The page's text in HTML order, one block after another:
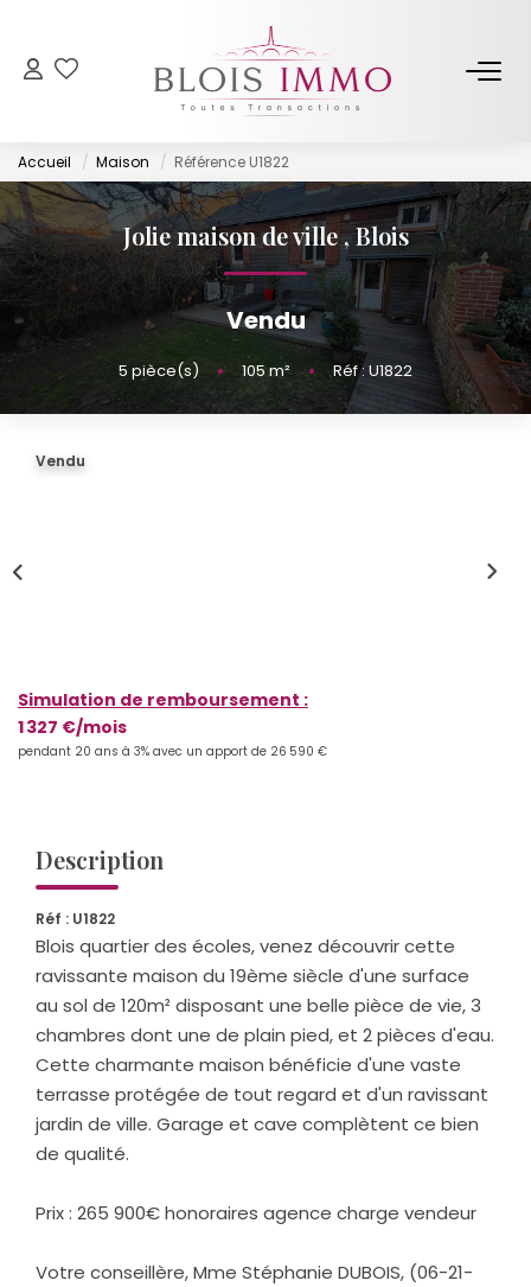
NOS BIENS
Acheter
Louer
Biens Vendus Et Loués
Off Market
ESTIMER
Nos Partenaires
Accueil Maison Référence U1822
Jolie maison de ville,Blois
Vendu
5 pièce(s) • 105m² • Réf : U1822
Vendu
Simulation de remboursement :
1 327 €/mois
pendant 20 ans à 3% avec un apport de 26 590 €
Description
Réf : U1822
Blois quartier des écoles, venez découvrir cette
ravissante maison du 19ème siècle d'une surface
au sol de 120m² disposant une belle pièce de vie, 3
chambres dont une de plain pied, et 2 pièces d'eau.
Cette charmante maison bénéficie d'une vaste
terrasse protégée de tout regard et d'un ravissant
jardin de ville. Garage et cave complètent ce bien
de qualité.
Prix : 265 900€ honoraires agence charge vendeur
Votre conseillère, Mme Stéphanie DUBOIS, (06-21-